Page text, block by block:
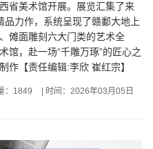
省美术馆开展。展览汇集了来
力作，系统呈现了赣鄱大地上
傩面雕刻六大门类的艺术全
馆，赴一场“千雕万琢”的匠心之
作【责任编辑:李欣 崔红宗】
：1849 时间：2026年03月05日